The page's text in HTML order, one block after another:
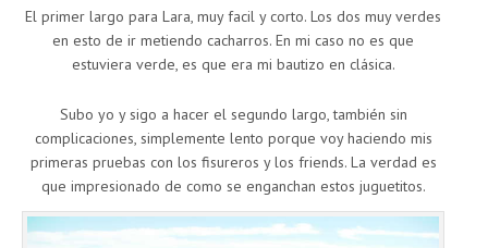
El primer largo para Lara, muy facil y corto. Los dos muy verdes
en esto de ir metiendo cacharros. En mi caso no es que
estuviera verde, es que era mi bautizo en clásica.
Subo yo y sigo a hacer el segundo largo, también sin
complicaciones, simplemente lento porque voy haciendo mis
primeras pruebas con los fisureros y los friends. La verdad es
que impresionado de como se enganchan estos juguetitos.